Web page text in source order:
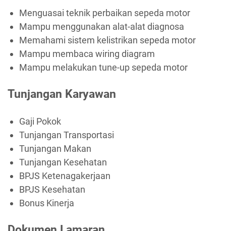
Menguasai teknik perbaikan sepeda motor
Mampu menggunakan alat-alat diagnosa
Memahami sistem kelistrikan sepeda motor
Mampu membaca wiring diagram
Mampu melakukan tune-up sepeda motor
Tunjangan Karyawan
Gaji Pokok
Tunjangan Transportasi
Tunjangan Makan
Tunjangan Kesehatan
BPJS Ketenagakerjaan
BPJS Kesehatan
Bonus Kinerja